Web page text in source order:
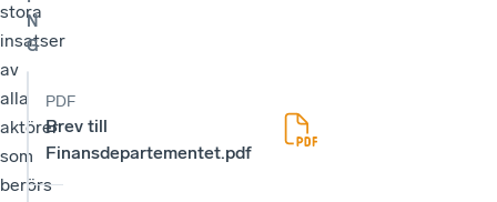
stora
insatser
av
alla
aktörer
som
berörs
N
G
PDF
Brev till
Finansdepartementet.pdf